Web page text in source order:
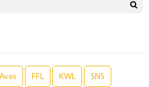
Aves FFL KWL SNS